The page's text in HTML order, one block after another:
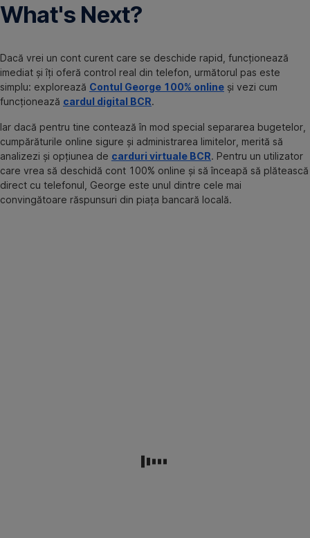
What's Next?
Dacă vrei un cont curent care se deschide rapid, funcționează
imediat și îți oferă control real din telefon, următorul pas este
simplu: explorează Contul George 100% online și vezi cum
funcționează cardul digital BCR.
Iar dacă pentru tine contează în mod special separarea bugetelor,
cumpărăturile online sigure și administrarea limitelor, merită să
analizezi și opțiunea de carduri virtuale BCR. Pentru un utilizator
care vrea să deschidă cont 100% online și să înceapă să plătească
direct cu telefonul, George este unul dintre cele mai
convingătoare răspunsuri din piața bancară locală.